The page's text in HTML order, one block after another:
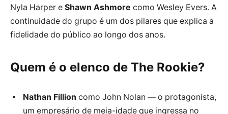
Nyla Harper e Shawn Ashmore como Wesley Evers. A
continuidade do grupo é um dos pilares que explica a
fidelidade do público ao longo dos anos.
Quem é o elenco de The Rookie?
Nathan Fillion como John Nolan — o protagonista,
um empresário de meia-idade que ingressa no